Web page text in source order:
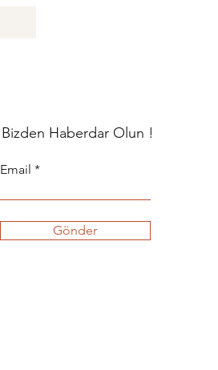
Bizden Haberdar Olun !
Email
Gönder